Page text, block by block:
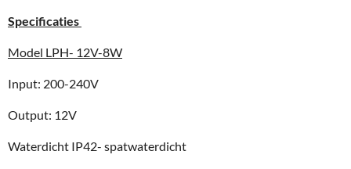
Specificaties
Model LPH- 12V-8W
Input: 200-240V
Output: 12V
Waterdicht IP42- spatwaterdicht